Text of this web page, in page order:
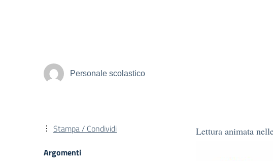
Personale scolastico
Lettura animata
Stampa / Condividi
Argomenti